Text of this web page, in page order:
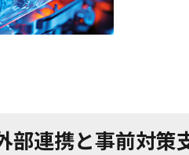
部連携と事前対策